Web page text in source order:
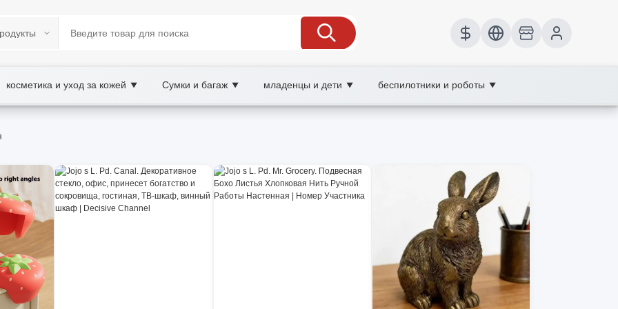
косметика и уход за кожей ▼ Сумки и багаж ▼ младенцы и дети ▼ беспилотники и роботы ▼
B2B/B2C Marketplace
ткани, бисер, нитки и фурнитура. Быстрая доставка и выгодные скидки.